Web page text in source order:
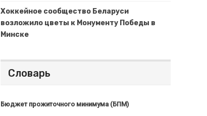
Хоккейное сообщество Беларуси
возложило цветы к Монументу Победы в
Минске
Словарь
Бюджет прожиточного минимума (БПМ)